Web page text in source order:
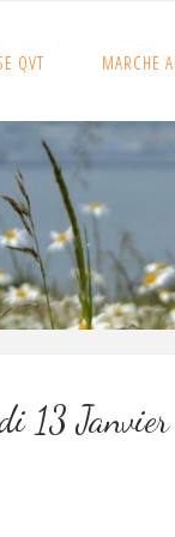
QVT MARCHE
13 Janvier